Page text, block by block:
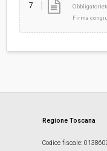
7
Firma
Regione Toscana
Codice fiscale: